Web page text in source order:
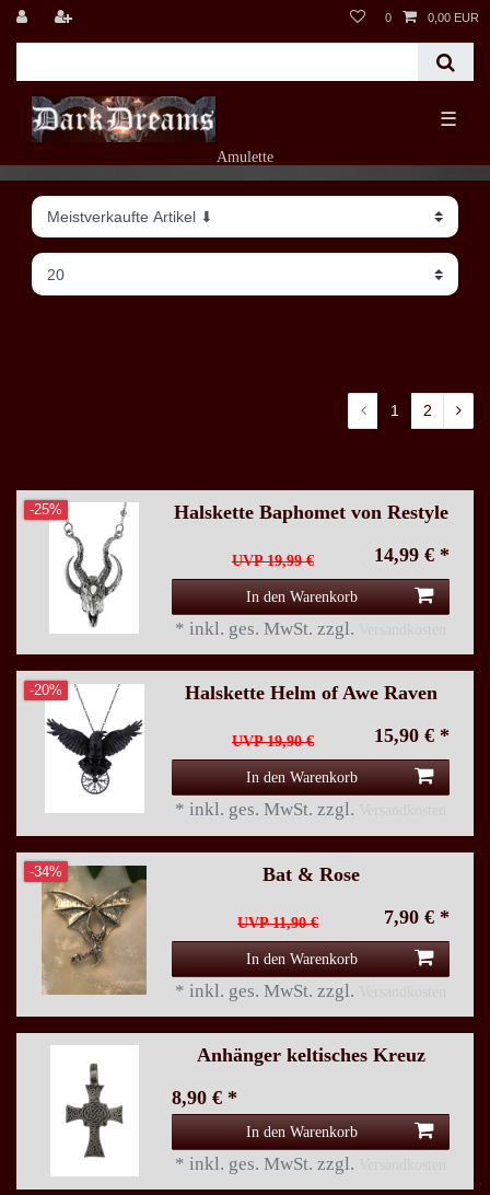
0 0,00 EUR
☰
Amulette
1 2
-25% Halskette Baphomet von Restyle
UVP 19,99 € 14,99 € *
In den Warenkorb
* inkl. ges. MwSt. zzgl.
-20% Halskette Helm of Awe Raven
UVP 19,90 € 15,90 € *
In den Warenkorb
* inkl. ges. MwSt. zzgl.
-34% Bat & Rose
UVP 11,90 € 7,90 € *
In den Warenkorb
* inkl. ges. MwSt. zzgl.
Anhänger keltisches Kreuz
8,90 € *
In den Warenkorb
* inkl. ges. MwSt. zzgl.